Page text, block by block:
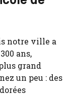
notre ville a
ans,
grand
un peu : des